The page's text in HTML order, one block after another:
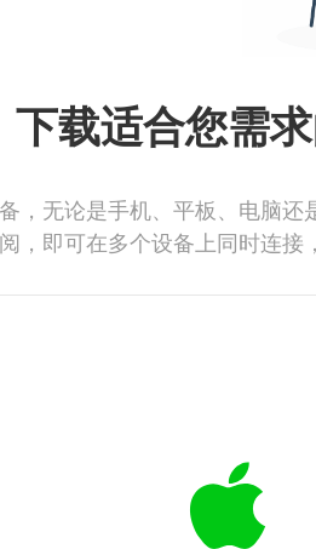
下载适合您需
，无论是手机、平板、电脑还
，即可在多个设备上同时连接